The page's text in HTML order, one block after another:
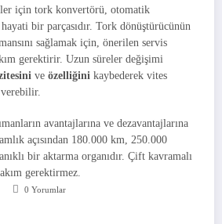
için tork konvertörü, otomatik
hayati bir parçasıdır. Tork dönüştürücünün
sağlamak için, önerilen servis
gerektirir. Uzun süreler değişimi
ve özelliğini kaybederek vites
avantajlarına ve dezavantajlarına
açısından 180.000 km, 250.000
bir aktarma organıdır. Çift kavramalı
gerektirmez.
0 Yorumlar